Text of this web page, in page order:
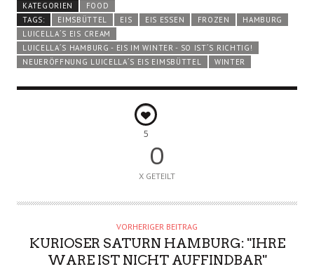
KATEGORIEN
FOOD
TAGS:
EIMSBÜTTEL EIS EIS ESSEN FROZEN
HAMBURG
LUICELLA´S EIS CREAM
LUICELLA´S HAMBURG - EIS IM WINTER - SO IST´S RICHTIG!
NEUERÖFFNUNG LUICELLA´S EIS EIMSBÜTTEL
WINTER
5
0
X GETEILT
VORHERIGER BEITRAG
KURIOSER SATURN HAMBURG: "IHRE
WARE IST NICHT AUFFINDBAR"